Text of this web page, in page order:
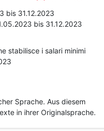
bis 31.12.2023
bis 31.12.2023
stabilisce i salari minimi
Sprache. Aus diesem
in ihrer Originalsprache.